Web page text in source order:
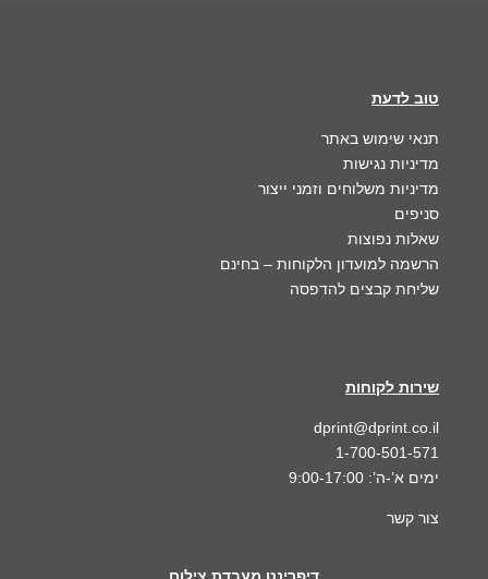
טוב לדעת
תנאי שימוש באתר
מדיניות נגישות
מדיניות משלוחים וזמני ייצור
סניפים
שאלות נפוצות
הרשמה למועדון הלקוחות– בחינם
שליחת קבצים להדפסה
שירות לקוחות
dprint@dprint.co.il
1-700-501-571
ימים א’-ה’: 9:00-17:00
צור קשר